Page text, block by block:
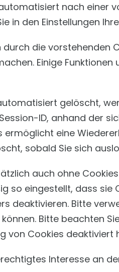
nach einer
in den Einstellungen
die
Einige
gelöscht,
ID, anhand der
eine
sobald Sie sich
auch ohne
so eingestellt, dass sie
deaktivieren. Bitte
Bitte beachten
von Cookies deaktiviert
Interesse an